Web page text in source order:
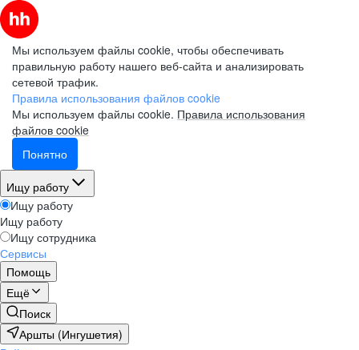
Мы используем файлы cookie, чтобы обеспечивать
правильную работу нашего веб-сайта и анализировать
сетевой трафик.
Правила использования файлов cookie
Мы используем файлы cookie. Правила использования
файлов cookie
Понятно
Ищу работу
Ищу работу
Ищу работу
Ищу сотрудника
Сервисы
Помощь
Ещё
Поиск
Аршты (Ингушетия)